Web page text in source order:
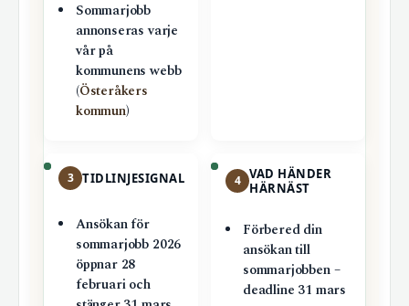
Sommarjobb
annonseras varje
vår på
kommunens webb
(Österåkers
kommun)
3 TIDLINJESIGNAL
Ansökan för
sommarjobb 2026
öppnar 28
februari och
4 VAD HÄNDER
HÄRNÄST
Förbered din
ansökan till
sommarjobben –
deadline 31 mars